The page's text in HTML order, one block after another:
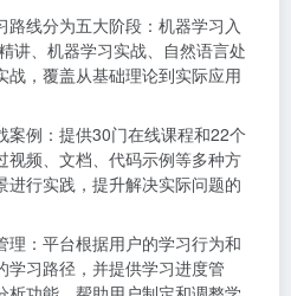
路线分为五大阶段：机器学习入
讲、机器学习实战、自然语言处
战，覆盖从基础理论到实际应用
案例：提供30门在线课程和22个
视频、文档、代码示例等多种方
进行实践，提升解决实际问题的
理：平台根据用户的学习行为和
学习路径，并提供学习进度管